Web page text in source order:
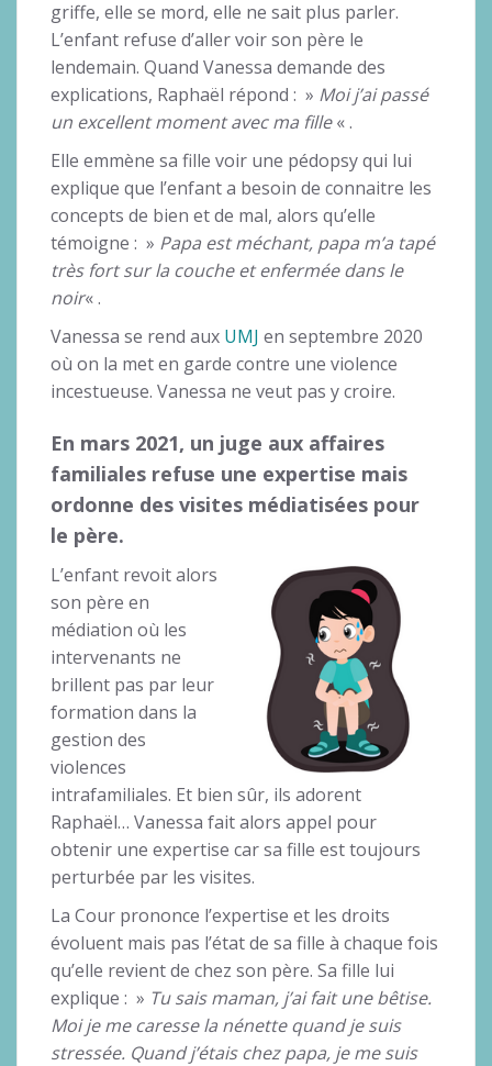
griffe, elle se mord, elle ne sait plus parler.
L’enfant refuse d’aller voir son père le
lendemain. Quand Vanessa demande des
explications, Raphaël répond : » Moi j’ai passé
un excellent moment avec ma fille« .
Elle emmène sa fille voir une pédopsy qui lui
explique que l’enfant a besoin de connaitre les
concepts de bien et de mal, alors qu’elle
témoigne : » Papa est méchant, papa m’a tapé
très fort sur la couche et enfermée dans le
noir« .
Vanessa se rend aux UMJ en septembre 2020
où on la met en garde contre une violence
incestueuse. Vanessa ne veut pas y croire.
En mars 2021, un juge aux affaires
familiales refuse une expertise mais
ordonne des visites médiatisées pour
le père.
L’enfant revoit alors
son père en
médiation où les
intervenants ne
brillent pas par leur
formation dans la
gestion des
violences
intrafamiliales. Et bien sûr, ils adorent
Raphaël… Vanessa fait alors appel pour
obtenir une expertise car sa fille est toujours
perturbée par les visites.
La Cour prononce l’expertise et les droits
évoluent mais pas l’état de sa fille à chaque fois
qu’elle revient de chez son père. Sa fille lui
explique : » Tu sais maman, j’ai fait une bêtise.
Moi je me caresse la nénette quand je suis
stressée. Quand j’étais chez papa, je me suis